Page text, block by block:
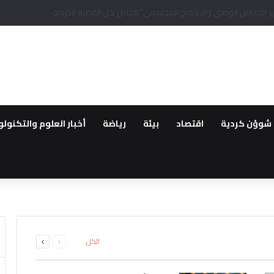
شوؤن كردية اقتصاد بيئة رياضة أخبار العلوم
في جمعية خيرية مقرها
من أهالي الحسكة
غد أول قافلة عودة لمهجري
ورقتها المقاتلين الاجانب
يخلي نقاط عسكرية تابعة
الكل الصفحةالصفحة